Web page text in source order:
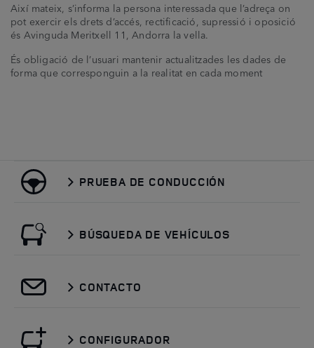
Així mateix, s’informa la persona interessada que l’adreça on
pot exercir els drets d’accés, rectificació, supressió i oposició
és Avinguda Meritxell 11, Andorra la vella.
És obligació de l’usuari mantenir actualitzades les dades de
forma que corresponguin a la realitat en cada moment
PRUEBA DE CONDUCCIÓN
BÚSQUEDA DE VEHÍCULOS
CONTACTO
CONFIGURADOR